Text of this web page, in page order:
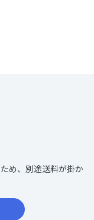
め、別途送料が掛か